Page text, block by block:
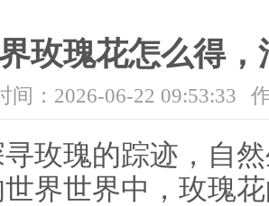
玫瑰花怎么得
间：2026-06-22 09:53:33
玫瑰的踪迹，自
界世界中，玫瑰